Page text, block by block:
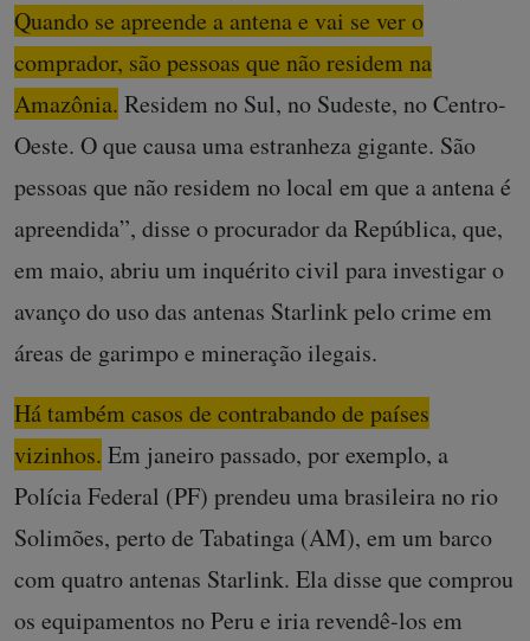
Quando se apreende a antena e vai se ver o
comprador, são pessoas que não residem na
Amazônia. Residem no Sul, no Sudeste, no Centro-
Oeste. O que causa uma estranheza gigante. São
pessoas que não residem no local em que a antena é
apreendida”, disse o procurador da República, que,
em maio, abriu um inquérito civil para investigar o
avanço do uso das antenas Starlink pelo crime em
áreas de garimpo e mineração ilegais.
Há também casos de contrabando de países
vizinhos. Em janeiro passado, por exemplo, a
Polícia Federal (PF) prendeu uma brasileira no rio
Solimões, perto de Tabatinga (AM), em um barco
com quatro antenas Starlink. Ela disse que comprou
os equipamentos no Peru e iria revendê-los em